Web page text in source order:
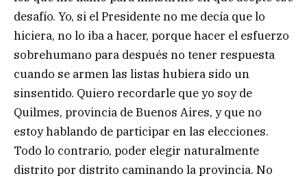
desafío. Yo, si el Presidente no me decía que lo
hiciera, no lo iba a hacer, porque hacer el esfuerzo
sobrehumano para después no tener respuesta
cuando se armen las listas hubiera sido un
sinsentido. Quiero recordarle que yo soy de
Quilmes, provincia de Buenos Aires, y que no
estoy hablando de participar en las elecciones.
Todo lo contrario, poder elegir naturalmente
distrito por distrito caminando la provincia. No